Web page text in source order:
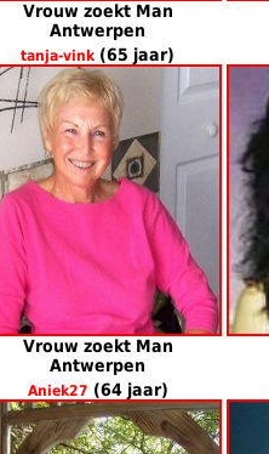
Vrouw zoekt Man
Antwerpen
tanja-vink (65 jaar)
Vrouw zoekt Man
Antwerpen
Aniek27 (64 jaar)